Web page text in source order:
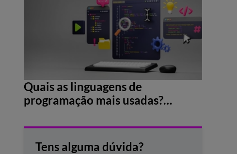
Quais as linguagens de
programação mais usadas?
Tens alguma dúvida?